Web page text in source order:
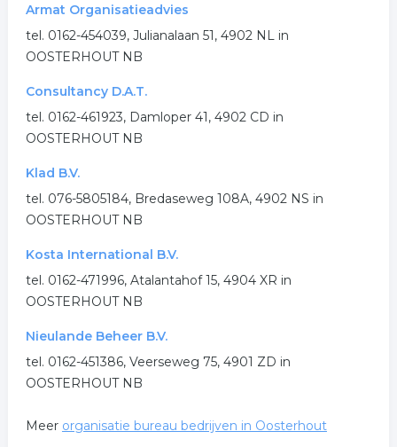
beurzen en evenementen
organiseren evenement
.
Armat Organisatieadvies
tel. 0162-454039, Julianalaan 51, 4902 NL in
OOSTERHOUT NB
Consultancy D.A.T.
tel. 0162-461923, Damloper 41, 4902 CD in
OOSTERHOUT NB
Klad B.V.
tel. 076-5805184, Bredaseweg 108A, 4902 NS in
OOSTERHOUT NB
Kosta International B.V.
tel. 0162-471996, Atalantahof 15, 4904 XR in
OOSTERHOUT NB
Nieulande Beheer B.V.
tel. 0162-451386, Veerseweg 75, 4901 ZD in
OOSTERHOUT NB
Meer organisatie bureau bedrijven in Oosterhout